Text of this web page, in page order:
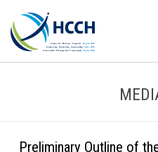
Preliminary Outline of